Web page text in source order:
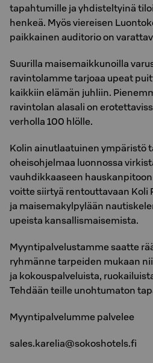
tapahtumille ja yhdisteltyinä
henkeä. Myös viereisen
paikkainen auditorio on
Suurilla maisemaikkunoilla
ravintolamme tarjoaa upeat
kaikkiin elämän juhliin.
ravintolan alasali on
verholla 100 hlölle.
Kolin ainutlaatuinen ympäristö
oheisohjelmaa luonnossa
vauhdikkaaseen
voitte siirtyä rentouttavaan Koli
ja maisemakylpylään
upeista kansallismaisemista.
Myyntipalvelustamme saatte
ryhmänne tarpeiden mukaan
ja kokouspalveluista,
Tehdään teille unohtumaton
Myyntipalvelumme palvelee
sales.karelia@sokoshotels.fi